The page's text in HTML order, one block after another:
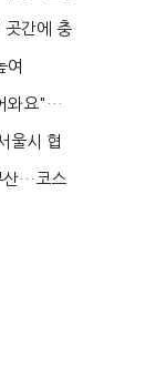
간에 충
여
와요"…
울시 협
산…코스